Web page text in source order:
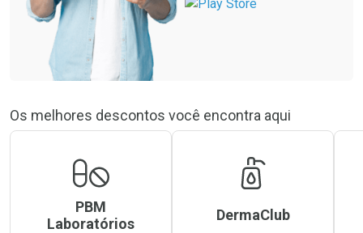
Os melhores descontos você encontra aqui
PBM
Laboratórios
DermaClub